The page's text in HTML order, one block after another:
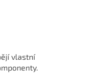
vlastní